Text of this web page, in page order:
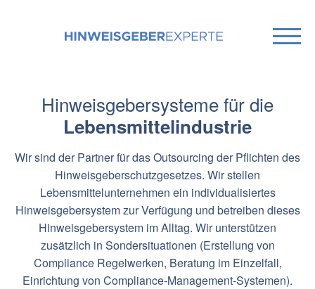
Hinweisgebersysteme für die
Lebensmittelindustrie
Wir sind der Partner für das Outsourcing der Pflichten des
Hinweisgeberschutzgesetzes. Wir stellen
Lebensmittelunternehmen ein individualisiertes
Hinweisgebersystem zur Verfügung und betreiben dieses
Hinweisgebersystem im Alltag. Wir unterstützen
zusätzlich in Sondersituationen (Erstellung von
Compliance Regelwerken, Beratung im Einzelfall,
Einrichtung von Compliance-Management-Systemen).